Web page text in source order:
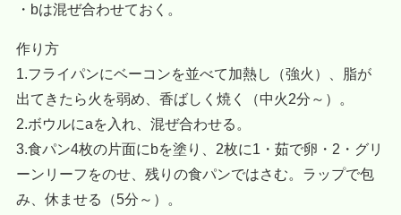
・bは混ぜ合わせておく。
作り方
1.フライパンにベーコンを並べて加熱し（強火）、脂が
出てきたら火を弱め、香ばしく焼く（中火2分～）。
2.ボウルにaを入れ、混ぜ合わせる。
3.食パン4枚の片面にbを塗り、2枚に1・茹で卵・2・グリ
ーンリーフをのせ、残りの食パンではさむ。ラップで包
み、休ませる（5分～）。